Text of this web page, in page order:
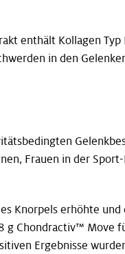
enthält Kollagen
in den
Frauen in der
Knorpels erhöhte und
g Chondractiv™ Move
Ergebnisse